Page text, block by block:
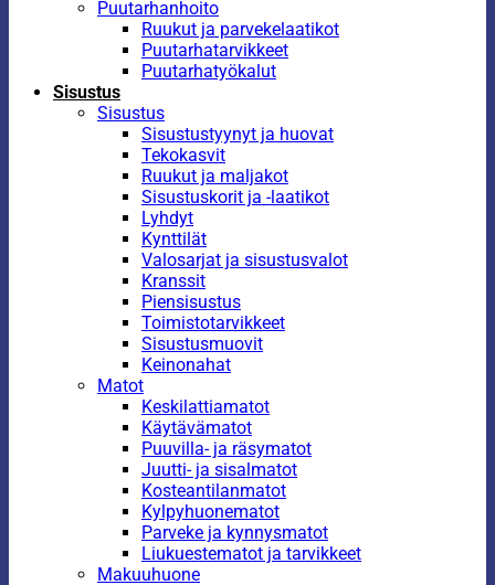
Puutarhanhoito
Ruukut ja parvekelaatikot
Puutarhatarvikkeet
Puutarhatyökalut
Sisustus
Sisustus
Sisustustyynyt ja huovat
Tekokasvit
Ruukut ja maljakot
Sisustuskorit ja -laatikot
Lyhdyt
Kynttilät
Valosarjat ja sisustusvalot
Kranssit
Piensisustus
Toimistotarvikkeet
Sisustusmuovit
Keinonahat
Matot
Keskilattiamatot
Käytävämatot
Puuvilla- ja räsymatot
Juutti- ja sisalmatot
Kosteantilanmatot
Kylpyhuonematot
Parveke ja kynnysmatot
Liukuestematot ja tarvikkeet
Makuuhuone